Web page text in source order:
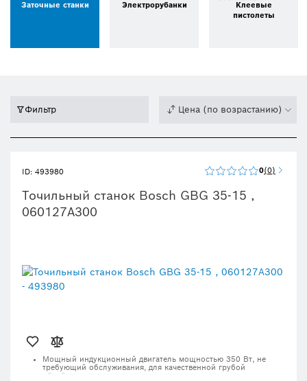
Заточные станки Электрорубанки
Клеевые
пистолеты
Фильтр Цена (по возрастанию)
ID: 493980 0 0
Точильный станок Bosch GBG 35-15 ,
060127A300
Мощный индукционный двигатель мощностью 350 Вт, не
требующий обслуживания, для качественной грубой
обработки, снятия заусенцев и заточки